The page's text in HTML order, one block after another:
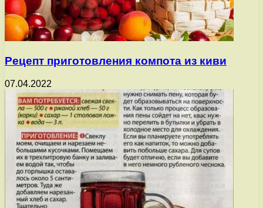
Рецепт приготовления компота из киви
07.04.2022